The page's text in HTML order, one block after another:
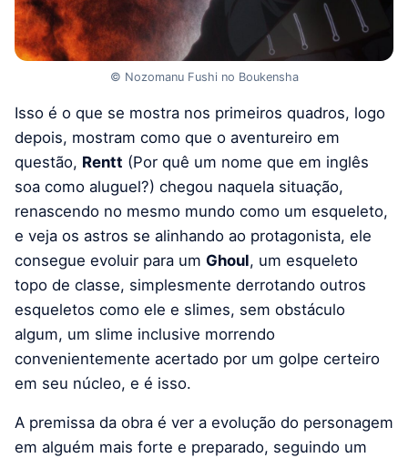
© Nozomanu Fushi no Boukensha
Isso é o que se mostra nos primeiros quadros, logo
depois, mostram como que o aventureiro em
questão, Rentt (Por quê um nome que em inglês
soa como aluguel?) chegou naquela situação,
renascendo no mesmo mundo como um esqueleto,
e veja os astros se alinhando ao protagonista, ele
consegue evoluir para um Ghoul, um esqueleto
topo de classe, simplesmente derrotando outros
esqueletos como ele e slimes, sem obstáculo
algum, um slime inclusive morrendo
convenientemente acertado por um golpe certeiro
em seu núcleo, e é isso.
A premissa da obra é ver a evolução do personagem
em alguém mais forte e preparado, seguindo um